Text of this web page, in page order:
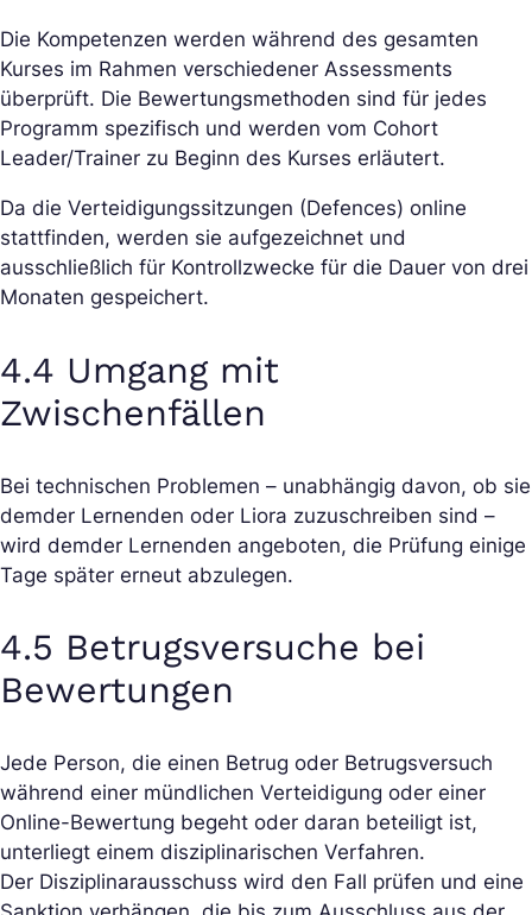
Die Kompetenzen werden während des gesamten
Kurses im Rahmen verschiedener Assessments
überprüft. Die Bewertungsmethoden sind für jedes
Programm spezifisch und werden vom Cohort
Leader/Trainer zu Beginn des Kurses erläutert.
Da die Verteidigungssitzungen (Defences) online
stattfinden, werden sie aufgezeichnet und
ausschließlich für Kontrollzwecke für die Dauer von drei
Monaten gespeichert.
4.4 Umgang mit
Zwischenfällen
Bei technischen Problemen – unabhängig davon, ob sie
demder Lernenden oder Liora zuzuschreiben sind –
wird demder Lernenden angeboten, die Prüfung einige
Tage später erneut abzulegen.
4.5 Betrugsversuche bei
Bewertungen
Jede Person, die einen Betrug oder Betrugsversuch
während einer mündlichen Verteidigung oder einer
Online-Bewertung begeht oder daran beteiligt ist,
unterliegt einem disziplinarischen Verfahren.
Der Disziplinarausschuss wird den Fall prüfen und eine